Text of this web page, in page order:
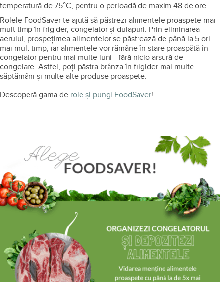
temperatură de 75°C, pentru o perioadă de maxim 48 de ore.
Rolele FoodSaver te ajută să păstrezi alimentele proaspete mai
mult timp în frigider, congelator şi dulapuri. Prin eliminarea
aerului, prospeţimea alimentelor se păstrează de până la 5 ori
mai mult timp, iar alimentele vor rămâne în stare proaspătă în
congelator pentru mai multe luni - fără nicio arsură de
congelare. Astfel, poţi păstra brânza în frigider mai multe
săptămâni și multe alte produse proaspete.
Descoperă gama de role și pungi FoodSaver!